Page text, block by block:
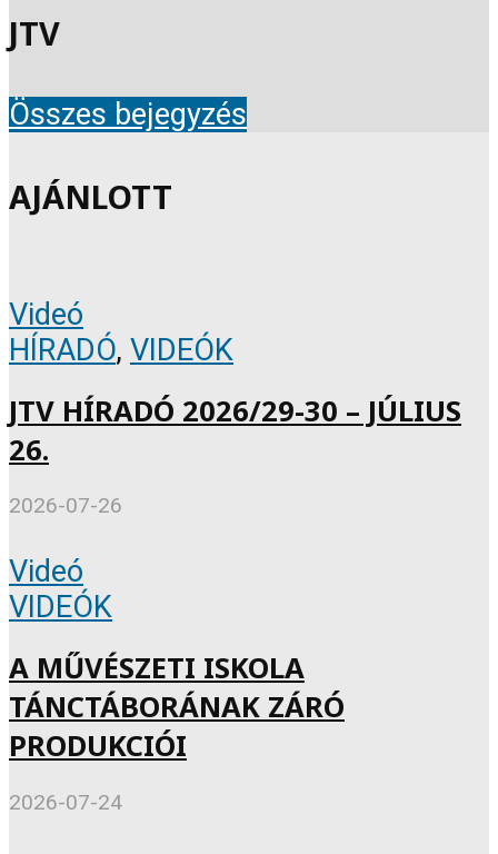
JTV
Összes bejegyzés
AJÁNLOTT
Videó
HÍRADÓ, VIDEÓK
JTV HÍRADÓ 2026/29-30 – JÚLIUS
26.
2026-07-26
Videó
VIDEÓK
A MŰVÉSZETI ISKOLA
TÁNCTÁBORÁNAK ZÁRÓ
PRODUKCIÓI
2026-07-24